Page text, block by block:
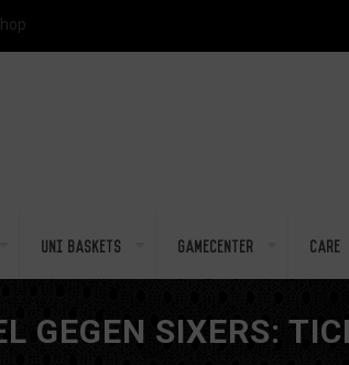
Uni Baskets Gamecenter Care
GEGEN SIXERS: